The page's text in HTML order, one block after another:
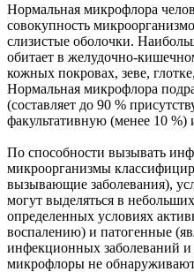
Нормальная микрофлора
совокупность
слизистые оболочки.
обитает в желудочно-
кожных покровах, зеве,
Нормальная микрофлора
(составляет до 90 %
факультативную (менее 10 %)
По способности вызывать
микроорганизмы
вызывающие заболевания),
могут выделяться в
определенных условиях
воспалению) и патогенные
инфекционных заболеваний и
микрофлоры не